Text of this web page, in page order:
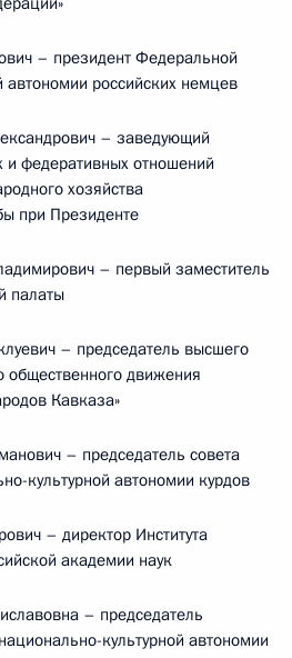
– президент Федеральной
автономии российских немцев
– заведующий
федеративных отношений
хозяйства
при Президенте
– первый заместитель
палаты
– председатель высшего
общественного движения
Кавказа»
– председатель совета
культурной автономии курдов
– директор Института
академии наук
– председатель
культурной автономии